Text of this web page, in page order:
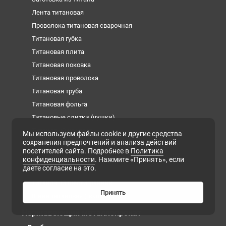
Лента титановая
Проволока титановая сварочная
Титановая губка
Титановая плита
Титановая поковка
Титановая проволока
Титановая труба
Титановая фольга
Титановые слитки (чушки)
Титановый квадрат
Титановый круг
Титановый лист
Титановый пруток
Титановый шестигранник
Шина титановая (полоса)
Нержавеющий металлопрокат
Мы используем файлы cookie и другие средства
сохранения предпочтений и анализа действий
посетителей сайта. Подробнее в Политика
конфиденциальности. Нажмите «Принять», если
даете согласие на это.
Принять